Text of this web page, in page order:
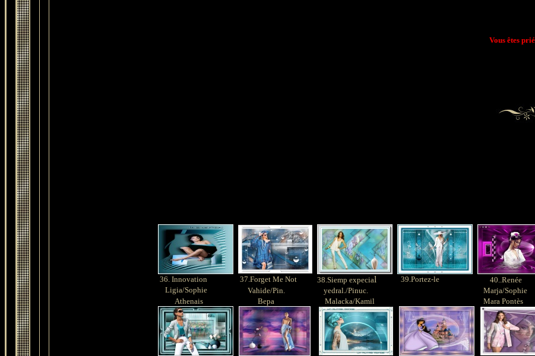
Vous êtes
36. Innovation 37.Forget Me Not 38.Siemp expecial 39.Portez-le 40..Renée
Ligia/Sophie
Vahide/Pin. yedral./Pinuc. Marja/Sophie
Athenais
Bepa Malacka/Kamil Mara Pontès